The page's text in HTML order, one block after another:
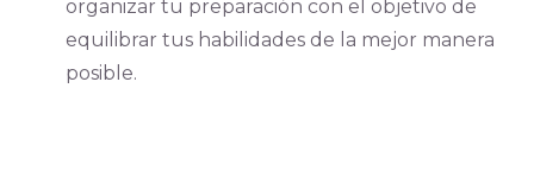
organizar tu preparación con el objetivo de
equilibrar tus habilidades de la mejor manera
posible.